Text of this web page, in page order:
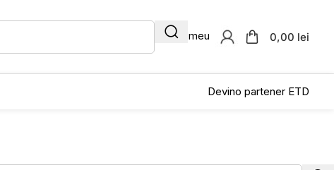
Contul meu 0,00 lei
Devino partener ETD